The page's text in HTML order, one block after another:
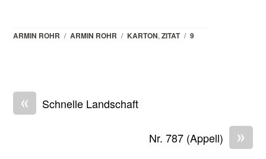
ARMIN ROHR / ARMIN ROHR / KARTON,ZITAT / 9
« Schnelle Landschaft
»
Nr. 787 (Appell)